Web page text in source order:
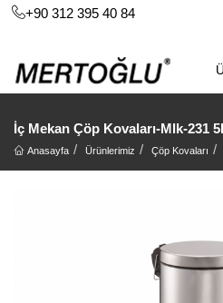
+90 312 395 40 84
İç Mekan Çöp Kovaları-Mlk-231
Anasayfa Ürünlerimiz Çöp Kovaları